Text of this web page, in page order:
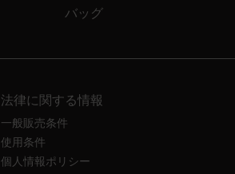
バッグ
法律に関する情報
一般販売条件
使用条件
個人情報ポリシー